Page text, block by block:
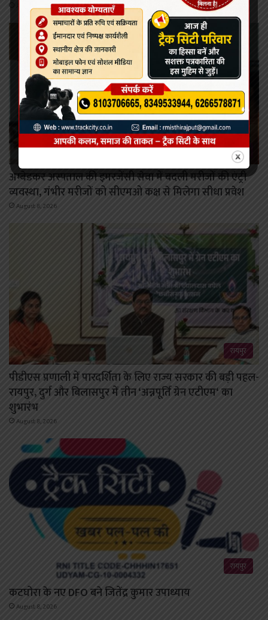
August 8, 2026
रायपुर
अम्बेडकर अस्पताल की इमरजेंसी सेवा में बदली मरीजों की एंट्री
व्यवस्था, गंभीर मरीजों को सीएमओ कक्ष से मिलेगा सीधा प्रवेश
August 8, 2026
रायपुर
पीडीएस प्रणाली में पारदर्शिता के लिए राज्य सरकार की बड़ी पहल-
रायपुर, दुर्ग और बिलासपुर में तीन ‘अन्नपूर्ति ग्रेन एटीएम‘ का
शुभारंभ
August 8, 2026
रायपुर
कटघोरा के नए DFO बने जितेंद्र कुमार उपाध्याय
August 8, 2026